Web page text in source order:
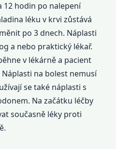
12 hodin po nalepení
léku v krvi zůstává
po 3 dnech. Náplasti
a nebo praktický lékař.
v lékárně a pacient
na bolest nemusí
se také náplasti s
Na začátku léčby
současně léky proti